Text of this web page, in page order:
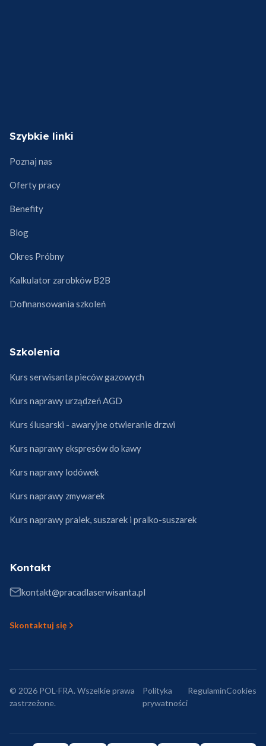
Szybkie linki
Poznaj nas
Oferty pracy
Benefity
Blog
Okres Próbny
Kalkulator zarobków B2B
Dofinansowania szkoleń
Szkolenia
Kurs serwisanta pieców gazowych
Kurs naprawy urządzeń AGD
Kurs ślusarski - awaryjne otwieranie drzwi
Kurs naprawy ekspresów do kawy
Kurs naprawy lodówek
Kurs naprawy zmywarek
Kurs naprawy pralek, suszarek i pralko-suszarek
Kontakt
kontakt@pracadlaserwisanta.pl
Skontaktuj się
© 2026 POL-FRA. Wszelkie prawa
zastrzeżone.
Polityka
prywatności
RegulaminCookies